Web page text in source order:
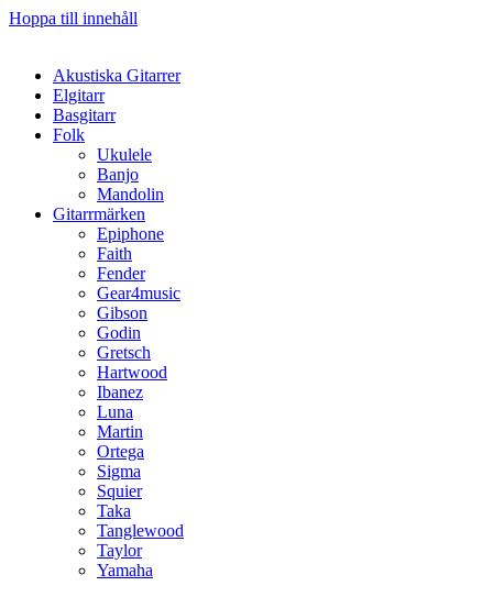
Hoppa till innehåll
Akustiska Gitarrer
Elgitarr
Basgitarr
Folk
Ukulele
Banjo
Mandolin
Gitarrmärken
Epiphone
Faith
Fender
Gear4music
Gibson
Godin
Gretsch
Hartwood
Ibanez
Luna
Martin
Ortega
Sigma
Squier
Taka
Tanglewood
Taylor
Yamaha